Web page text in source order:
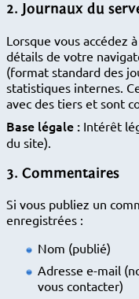
2. Journaux du
Lorsque vous accédez
détails de votre
(format standard des
statistiques internes.
avec des tiers et sont
Base légale : Intérêt
du site).
3. Commentaires
Si vous publiez un
enregistrées :
Nom (publié)
Adresse e-mail
vous contacter)